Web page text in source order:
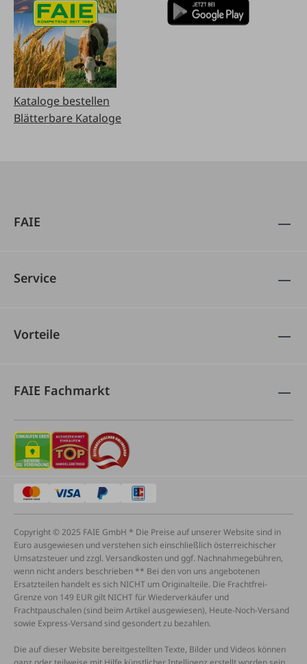
Kataloge bestellen
Blätterbare Kataloge
FAIE
Service
Vorteile
FAIE Fachmarkt
Copyright © 2025 FAIE GmbH * Die Preise auf unserer Website sind in
Euro ausgewiesen und verstehen sich einschließlich österreichischer
Umsatzsteuer und zzgl. Versandkosten und ggf. Nachnahmegebühren,
wenn nicht anders beschrieben ** Bei den von uns angebotenen
Ersatzteilen handelt es sich NICHT um Originalteile. Die Frachtfrei-
Grenze von 149 EUR gilt NICHT für Wiederverkäufer und
Frachtpauschalen (sind beim Artikel ausgewiesen), Heute-Noch-Versand
sowie Express-Versand sind gesondert zu bezahlen.
Die auf dieser Website bereitgestellten Texte, Bilder und Videos können